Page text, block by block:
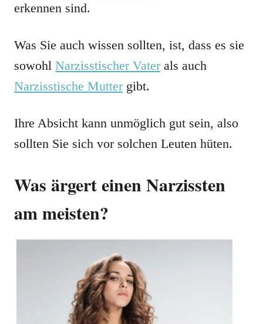
erkennen sind.
Was Sie auch wissen sollten, ist, dass es sie
sowohl Narzisstischer Vaterals auch
Narzisstische Muttergibt.
Ihre Absicht kann unmöglich gut sein, also
sollten Sie sich vor solchen Leuten hüten.
Was ärgert einen Narzissten
am meisten?